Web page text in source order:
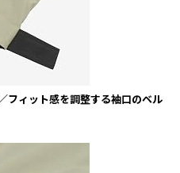
フィット感を調整する袖口のベル